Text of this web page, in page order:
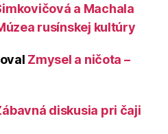
a Machala
rusínskej kultúry
Zmysel a ničota –
diskusia pri čaji